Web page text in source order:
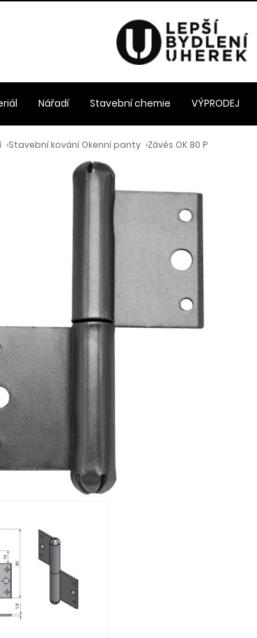
›Stavební kování Okenní panty ›Závěs OK 80 P
Nářadí Stavební chemie VÝPRODEJ